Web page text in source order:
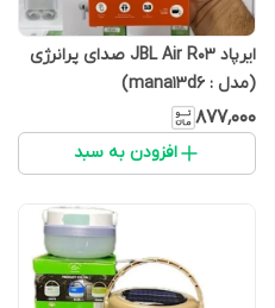
ایرپاد JBL Air R03 صدای پرانرژی
(مدل : mana13d6)
۸۷۷٬۰۰۰
افزودن به سبد